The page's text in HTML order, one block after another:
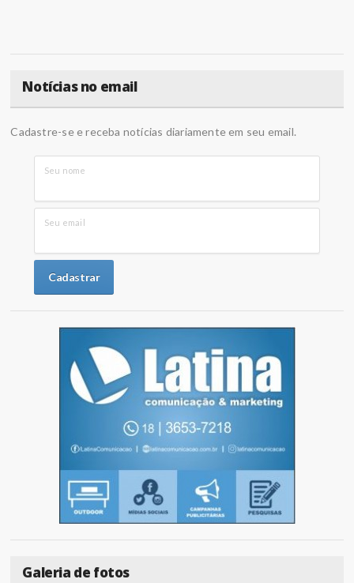
Notícias no email
Cadastre-se e receba notícias diariamente em seu email.
Seu nome
Seu email
Galeria de fotos